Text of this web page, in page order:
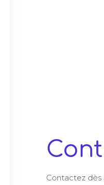
Contactez dès